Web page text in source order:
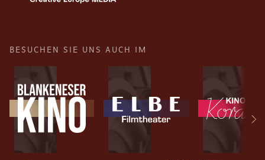
BESUCHEN SIE UNS AUCH IM